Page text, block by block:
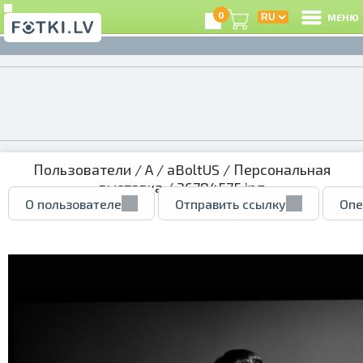
0 МЕНЮ
Пользователи /A/ aBoltUS / Персональная
выставка/ 36784575.jpg
О пользователе Отправить ссылку